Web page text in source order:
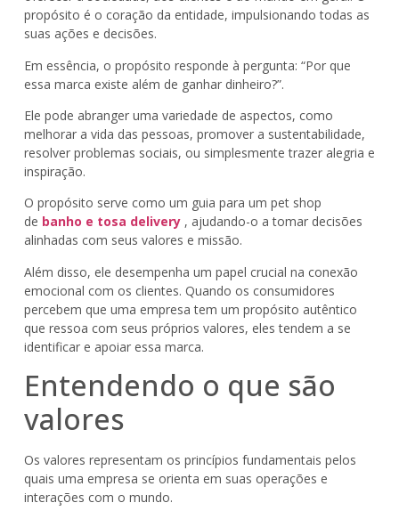
propósito é o coração da entidade, impulsionando todas as
suas ações e decisões.
Em essência, o propósito responde à pergunta: “Por que
essa marca existe além de ganhar dinheiro?”.
Ele pode abranger uma variedade de aspectos, como
melhorar a vida das pessoas, promover a sustentabilidade,
resolver problemas sociais, ou simplesmente trazer alegria e
inspiração.
O propósito serve como um guia para um pet shop
de banho e tosa delivery , ajudando-o a tomar decisões
alinhadas com seus valores e missão.
Além disso, ele desempenha um papel crucial na conexão
emocional com os clientes. Quando os consumidores
percebem que uma empresa tem um propósito autêntico
que ressoa com seus próprios valores, eles tendem a se
identificar e apoiar essa marca.
Entendendo o que são
valores
Os valores representam os princípios fundamentais pelos
quais uma empresa se orienta em suas operações e
interações com o mundo.